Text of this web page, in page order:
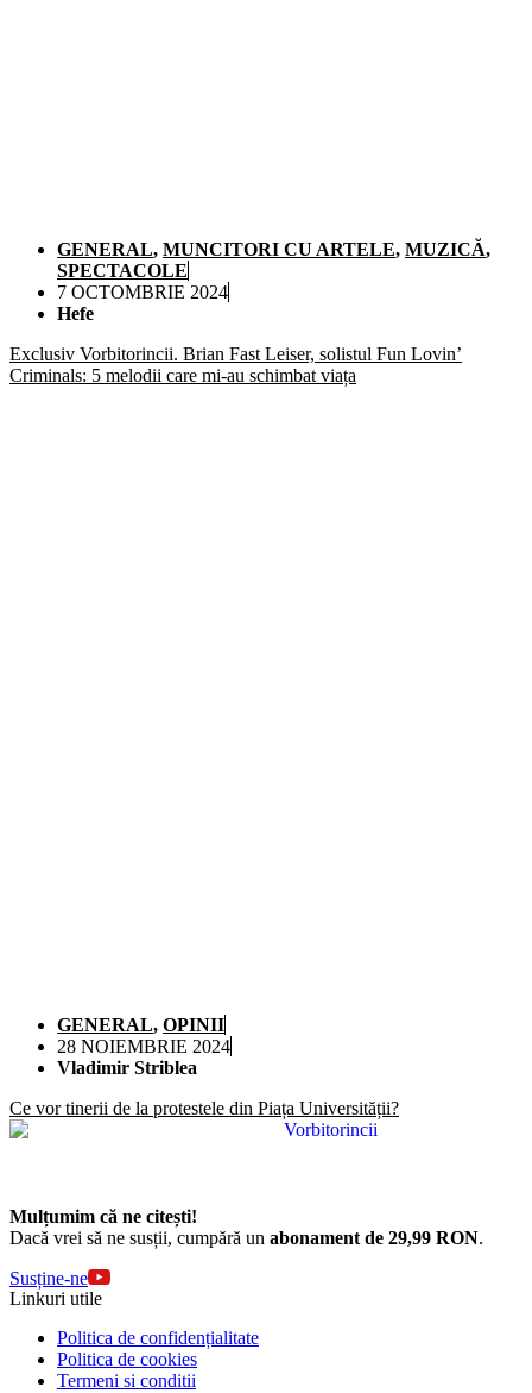
GENERAL, MUNCITORI CU ARTELE, MUZICĂ,
SPECTACOLE
7 OCTOMBRIE 2024
Hefe
Exclusiv Vorbitorincii. Brian Fast Leiser, solistul Fun Lovin’
Criminals: 5 melodii care mi-au schimbat viața
GENERAL, OPINII
28 NOIEMBRIE 2024
Vladimir Striblea
Ce vor tinerii de la protestele din Piața Universității?
Mulțumim că ne citești!
Dacă vrei să ne susții, cumpără un abonament de 29,99 RON.
Susține-ne
Linkuri utile
Politica de confidențialitate
Politica de cookies
Termeni si conditii